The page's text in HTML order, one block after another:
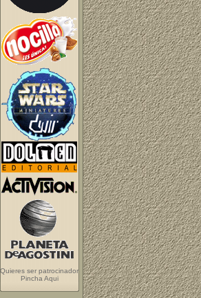
Quieres ser patrocinador
Pincha Aqui